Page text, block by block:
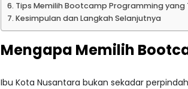
Tips Memilih Bootcamp Programming yang
Kesimpulan dan Langkah Selanjutnya
Mengapa Memilih
Ibu Kota Nusantara bukan sekadar